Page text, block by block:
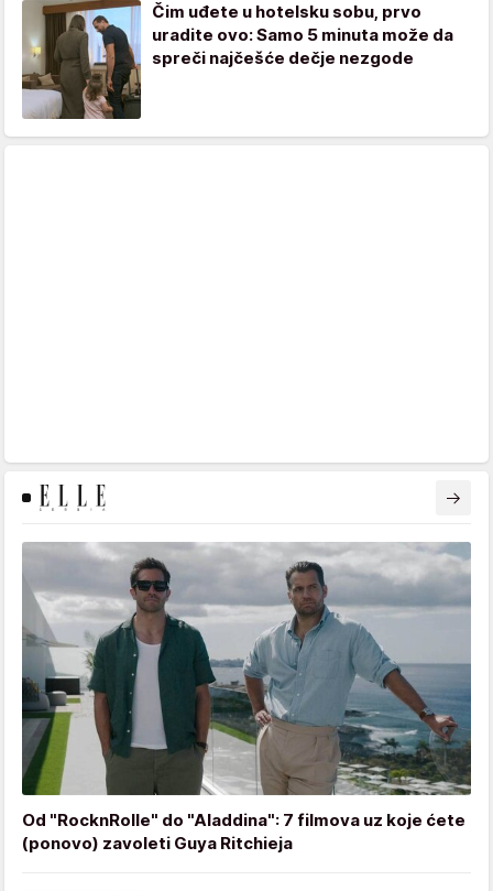
Čim uđete u hotelsku sobu, prvo
uradite ovo: Samo 5 minuta može da
spreči najčešće dečje nezgode
Od "RocknRolle" do "Aladdina": 7 filmova uz koje ćete
(ponovo) zavoleti Guya Ritchieja